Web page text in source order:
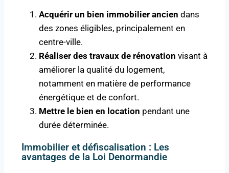
Acquérir un bien immobilier ancien dans
des zones éligibles, principalement en
centre-ville.
Réaliser des travaux de rénovation visant à
améliorer la qualité du logement,
notamment en matière de performance
énergétique et de confort.
Mettre le bien en location pendant une
durée déterminée.
Immobilier et défiscalisation : Les
avantages de la Loi Denormandie